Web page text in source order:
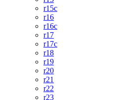
r15c
r16
r16c
r17
r17c
r18
r19
r20
r21
r22
r23